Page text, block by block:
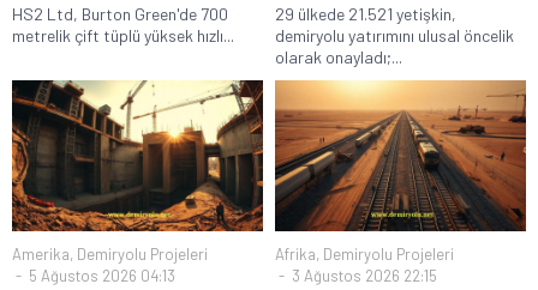
HS2 Ltd, Burton Green'de 700
metrelik çift tüplü yüksek hızlı...
29 ülkede 21.521 yetişkin,
demiryolu yatırımını ulusal öncelik
olarak onayladı;...
Amerika, Demiryolu Projeleri
5 Ağustos 2026 04:13
Afrika, Demiryolu Projeleri
3 Ağustos 2026 22:15